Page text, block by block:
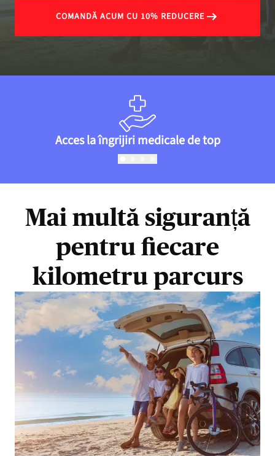
COMANDĂ ACUM CU 10% REDUCERE
Acces la îngrijiri medicale de top
Mai multă siguranță
pentru fiecare
kilometru parcurs